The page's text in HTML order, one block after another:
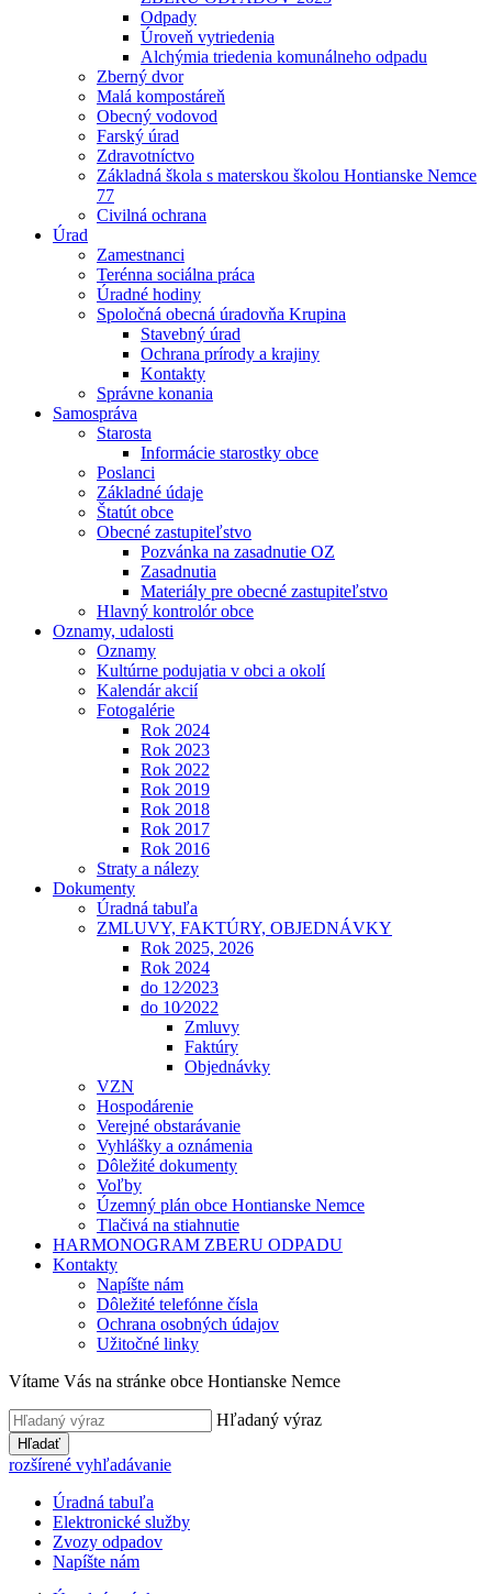
Odpady
Úroveň vytriedenia
Alchýmia triedenia komunálneho odpadu
Zberný dvor
Malá kompostáreň
Obecný vodovod
Farský úrad
Zdravotníctvo
Základná škola s materskou školou Hontianske Nemce
77
Civilná ochrana
Úrad
Zamestnanci
Terénna sociálna práca
Úradné hodiny
Spoločná obecná úradovňa Krupina
Stavebný úrad
Ochrana prírody a krajiny
Kontakty
Správne konania
Samospráva
Starosta
Informácie starostky obce
Poslanci
Základné údaje
Štatút obce
Obecné zastupiteľstvo
Pozvánka na zasadnutie OZ
Zasadnutia
Materiály pre obecné zastupiteľstvo
Hlavný kontrolór obce
Oznamy, udalosti
Oznamy
Kultúrne podujatia v obci a okolí
Kalendár akcií
Fotogalérie
Rok 2024
Rok 2023
Rok 2022
Rok 2019
Rok 2018
Rok 2017
Rok 2016
Straty a nálezy
Dokumenty
Úradná tabuľa
ZMLUVY, FAKTÚRY, OBJEDNÁVKY
Rok 2025, 2026
Rok 2024
do 12⁄2023
do 10⁄2022
Zmluvy
Faktúry
Objednávky
VZN
Hospodárenie
Verejné obstarávanie
Vyhlášky a oznámenia
Dôležité dokumenty
Voľby
Územný plán obce Hontianske Nemce
Tlačivá na stiahnutie
HARMONOGRAM ZBERU ODPADU
Kontakty
Napíšte nám
Dôležité telefónne čísla
Ochrana osobných údajov
Užitočné linky
Vítame Vás na stránke obce Hontianske Nemce
Hľadaný výraz
Hľadať
rozšírené vyhľadávanie
Úradná tabuľa
Elektronické služby
Zvozy odpadov
Napíšte nám